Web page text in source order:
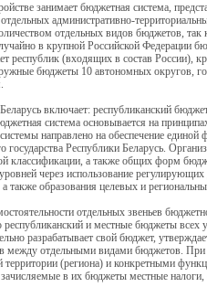
занимает бюджетная система,
административно-
отдельных видов бюджетов, так
в крупной Российской Федерации
республик (входящих в состав России),
бюджеты 10 автономных округов,
включает: республиканский
система основывается на
направлено на обеспечение
государства Республики Беларусь.
классификации, а также общих форм
через использование
также образования целевых и
отдельных звеньев
республиканский и местные бюджеты
разрабатывает свой бюджет,
между отдельными видами бюджетов.
территории (региона) и конкретными
зачисляемые в их бюджеты местные